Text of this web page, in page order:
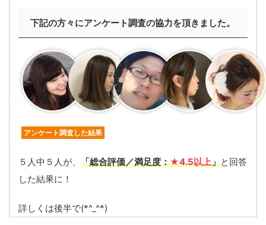
下記の方々にアンケート調査の協力を頂きました。
アンケート調査した結果
５人中５人が、 「総合評価／満足度：★4.5以上」と回答
した結果に！
詳しくは後半で(*^_^*)